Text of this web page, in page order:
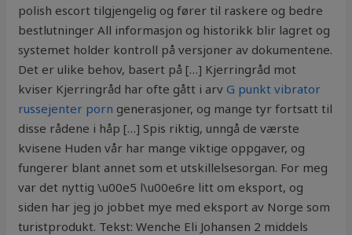
polish escort tilgjengelig og fører til raskere og bedre
bestlutninger All informasjon og historikk blir lagret og
systemet holder kontroll på versjoner av dokumentene.
Det er ulike behov, basert på […] Kjerringråd mot
kviser Kjerringråd har ofte gått i arvG punkt vibrator
russejenter porn generasjoner, og mange tyr fortsatt til
disse rådene i håp […] Spis riktig, unngå de værste
kvisene Huden vår har mange viktige oppgaver, og
fungerer blant annet som et utskillelsesorgan. For meg
var det nyttig \u00e5 l\u00e6re litt om eksport, og
siden har jeg jo jobbet mye med eksport av Norge som
turistprodukt. Tekst: Wenche Eli Johansen 2 middels